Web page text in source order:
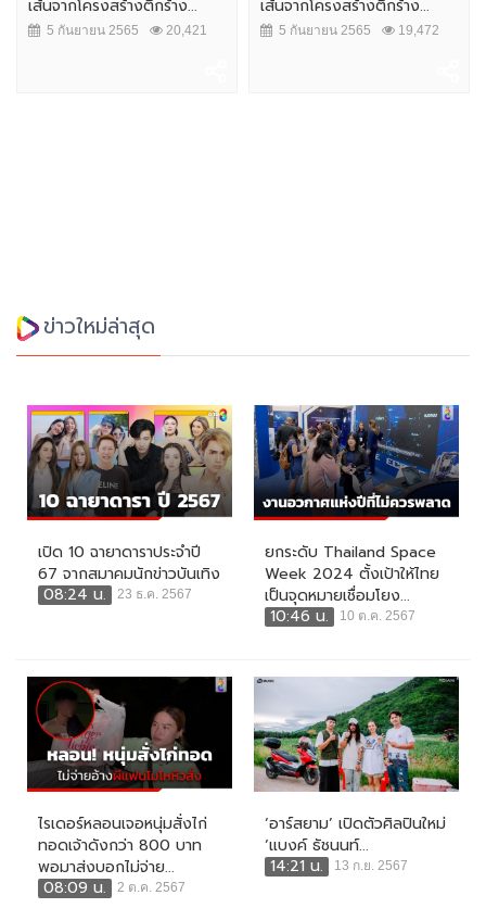
เส้นจากโครงสร้างตึกร้าง...
5 กันยายน 2565 20,421
เส้นจากโครงสร้างตึกร้าง...
5 กันยายน 2565 19,472
ข่าวใหม่ล่าสุด
เปิด 10 ฉายาดาราประจำปี
67 จากสมาคมนักข่าวบันเทิง
08:24 น.
23 ธ.ค. 2567
ยกระดับ Thailand Space
Week 2024 ตั้งเป้าให้ไทย
เป็นจุดหมายเชื่อมโยง...
10:46 น.
10 ต.ค. 2567
ไรเดอร์หลอนเจอหนุ่มสั่งไก่
ทอดเจ้าดังกว่า 800 บาท
พอมาส่งบอกไม่จ่าย...
08:09 น.
2 ต.ค. 2567
‘อาร์สยาม’ เปิดตัวศิลปินใหม่
‘แบงค์ ธัชนนท์...
14:21 น.
13 ก.ย. 2567